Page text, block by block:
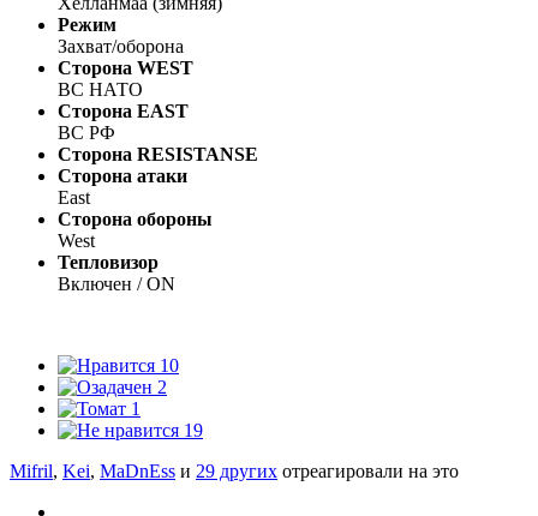
Режим
Захват/оборона
Сторона WEST
ВС НАТО
Сторона EAST
ВС РФ
Сторона RESISTANSE
Сторона атаки
East
Сторона обороны
West
Тепловизор
Включен / ON
10
2
1
19
Mifril, Kei, MaDnEss и 29 других отреагировали на это